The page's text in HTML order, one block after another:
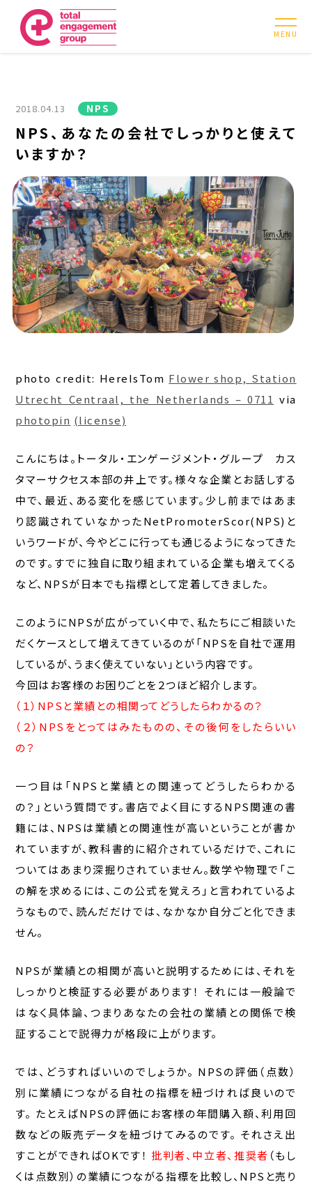
MENU
2018.04.13 NPS
NPS、あなたの会社でしっかりと使えて
いますか？
photo credit: HereIsTom Flower shop, Station
Utrecht Centraal, the Netherlands – 0711 via
photopin (license)
こんにちは。トータル・エンゲージメント・グループ カス
タマーサクセス本部の井上です。様々な企業とお話しする
中で、最近、ある変化を感じています。少し前まではあま
り認識されていなかったNetPromoterScor(NPS)と
いうワードが、今やどこに行っても通じるようになってきた
のです。すでに独自に取り組まれている企業も増えてくる
など、NPSが日本でも指標として定着してきました。
このようにNPSが広がっていく中で、私たちにご相談いた
だくケースとして増えてきているのが「NPSを自社で運用
しているが、うまく使えていない」という内容です。
今回はお客様のお困りごとを２つほど紹介します。
（１）NPSと業績との相関ってどうしたらわかるの？
（２）NPSをとってはみたものの、 その後何をしたらいい
の？
一つ目は「NPSと業績との関連ってどうしたらわかる
の？」という質問です。書店でよく目にするNPS関連の書
籍には、NPSは業績との関連性が高いということが書か
れていますが、教科書的に紹介されているだけで、これに
ついてはあまり深掘りされていません。数学や物理で「こ
の解を求めるには、この公式を覚えろ」と言われているよ
うなもので、読んだだけでは、なかなか自分ごと化できま
せん。
NPSが業績との相関が高いと説明するためには、それを
しっかりと検証する必要があります！ それには一般論で
はなく具体論、つまりあなたの会社の業績との関係で検
証することで説得力が格段に上がります。
では、どうすればいいのでしょうか。 NPSの評価（点数）
別に業績につながる自社の指標を紐づければ良いので
す。 たとえばNPSの評価にお客様の年間購入額、利用回
数などの販売データを紐づけてみるのです。 それさえ出
すことができればOKです！ 批判者、中立者、推奨者 （もし
くは点数別）の業績につながる指標を比較し、NPSと売り